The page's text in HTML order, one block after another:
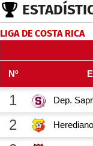
LIGA DE COSTA RICA